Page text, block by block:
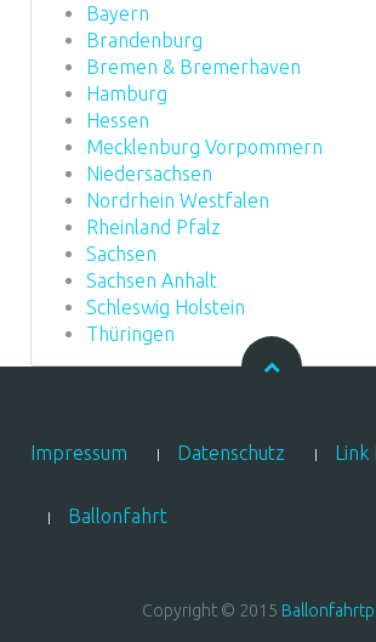
Bayern
Brandenburg
Bremen & Bremerhaven
Hamburg
Hessen
Mecklenburg Vorpommern
Niedersachsen
Nordrhein Westfalen
Rheinland Pfalz
Sachsen
Sachsen Anhalt
Schleswig Holstein
Thüringen
Impressum Datenschutz Link
Ballonfahrt
Copyright © 2015